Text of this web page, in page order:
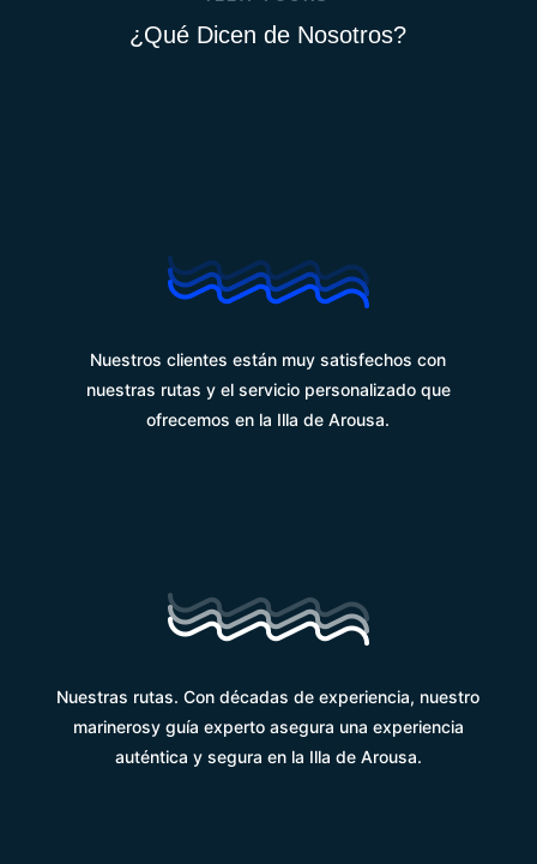
¿Qué Dicen de Nosotros?
Nuestros clientes están muy satisfechos con
nuestras rutas y el servicio personalizado que
ofrecemos en la Illa de Arousa.
Nuestras rutas. Con décadas de experiencia, nuestro
marinerosy guía experto asegura una experiencia
auténtica y segura en la Illa de Arousa.